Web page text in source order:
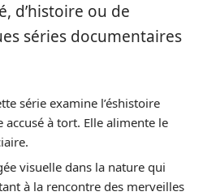
d’histoire ou de
séries documentaires
série examine l’éshistoire
accusé à tort. Elle alimente le
visuelle dans la nature qui
à la rencontre des merveilles